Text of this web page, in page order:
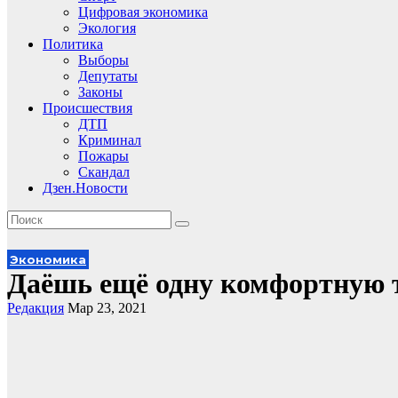
Цифровая экономика
Экология
Политика
Выборы
Депутаты
Законы
Происшествия
ДТП
Криминал
Пожары
Скандал
Дзен.Новости
Экономика
Даёшь ещё одну комфортную
Редакция Мар 23, 2021